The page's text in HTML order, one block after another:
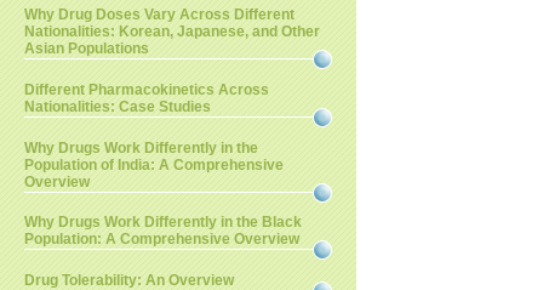
Why Drug Doses Vary Across Different
Nationalities: Korean, Japanese, and Other
Asian Populations
Different Pharmacokinetics Across
Nationalities: Case Studies
Why Drugs Work Differently in the
Population of India: A Comprehensive
Overview
Why Drugs Work Differently in the Black
Population: A Comprehensive Overview
Drug Tolerability: An Overview